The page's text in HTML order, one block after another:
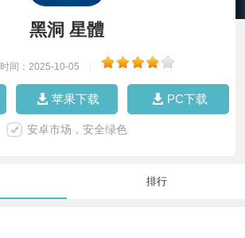
黑洞 星體
时间：2025-10-05
苹果下载 PC下载
安卓市场，安全绿色
排行